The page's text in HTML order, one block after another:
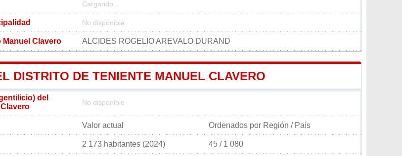
Cargando...
No disponible
Manuel Clavero ALCIDES ROGELIO AREVALO DURAND
DISTRITO DE TENIENTE MANUEL CLAVERO
del
No disponible
Valor actual Ordenados por Región / País
2 173 habitantes (2024) 45 / 1 080